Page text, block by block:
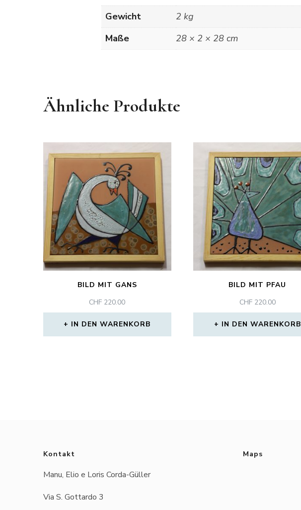
Gewicht
2 kg
Maße
28 × 2 × 28 cm
Ähnliche Produkte
BILD MIT GANS
CHF 220.00
IN DEN WARENKORB
BILD MIT PFAU
CHF220.00
IN DEN WARENKORB
Kontakt
Manu, Elio e Loris Corda-Güller
Via S. Gottardo 3
Maps